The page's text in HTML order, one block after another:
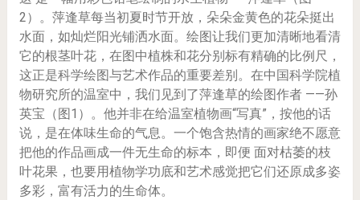
2）。萍逢草每当初夏时节开放，朵朵金黄色的花朵挺出
水面，如灿烂阳光铺洒水面。绘图让我们更加清晰地看清
它的根茎叶花，在图中植株和花分别标有精确的比例尺，
这正是科学绘图与艺术作品的重要差别。在中国科学院植
物研究所的温室中，我们见到了萍逢草的绘图作者 ——孙
英宝（图1）。他并非在给温室植物画“写真”，按他的话
说，是在体味生命的气息。一个饱含热情的画家绝不愿意
把他的作品画成一件无生命的标本，即便 面对枯萎的枝
叶花果，也要用植物学功底和艺术感觉把它们还原成多姿
多彩，富有活力的生命体。